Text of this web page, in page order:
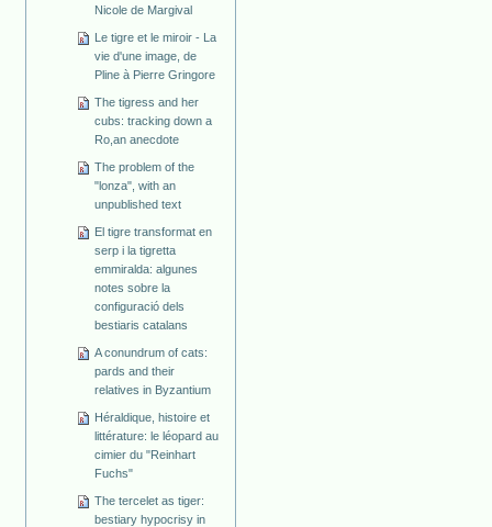
Nicole de Margival
Le tigre et le miroir - La
vie d'une image, de
Pline à Pierre Gringore
The tigress and her
cubs: tracking down a
Ro,an anecdote
The problem of the
"lonza", with an
unpublished text
El tigre transformat en
serp i la tigretta
emmiralda: algunes
notes sobre la
configuració dels
bestiaris catalans
A conundrum of cats:
pards and their
relatives in Byzantium
Héraldique, histoire et
littérature: le léopard au
cimier du "Reinhart
Fuchs"
The tercelet as tiger:
bestiary hypocrisy in